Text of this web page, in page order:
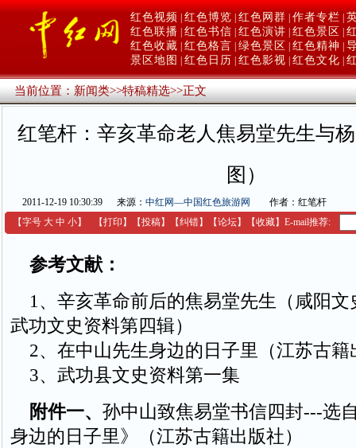
红色视频 红色博览 红色网群 作者专栏
红色联播 红色书信 红色演讲 红色景区
红色收藏 红色格言 绿色景区 红色精神
景区地图
红色日历 红色影视 红色文化
当前位置：新闻类>>特稿精选>>正文
红笔杆：辛亥革命老人焦易堂先生与
图）
2011-12-19 10:30:39 来源： 中红网—中国红色旅游网
作者：红笔杆
【字号 大 中 小】 【打印 】 【投稿】 【纠错】 【论坛】 【收藏】 E-mail推荐:
参考文献：
1、辛亥革命前后的焦易堂先生（咸阳文
武功文史资料第四辑）
2、在中山先生身边的日子里（江苏古籍
3、武功县文史资料第一集
附件一、 孙中山致焦易堂书信四封---选
身边的日子里》（江苏古籍出版社）